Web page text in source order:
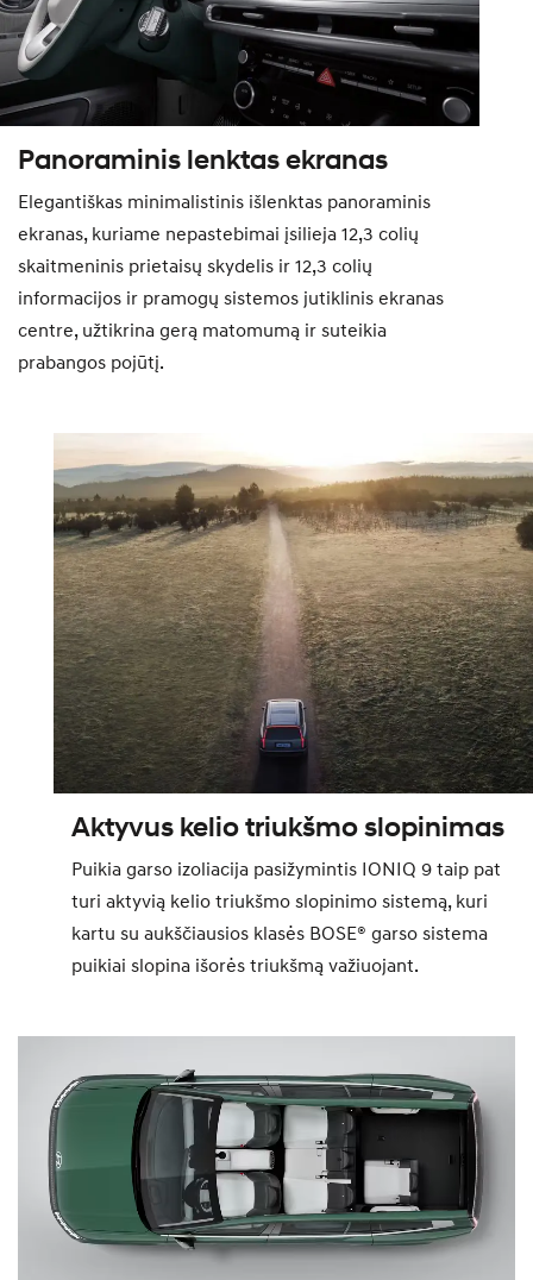
Panoraminis lenktas ekranas
Elegantiškas minimalistinis išlenktas panoraminis
ekranas, kuriame nepastebimai įsilieja 12,3 colių
skaitmeninis prietaisų skydelis ir 12,3 colių
informacijos ir pramogų sistemos jutiklinis ekranas
centre, užtikrina gerą matomumą ir suteikia
prabangos pojūtį.
Aktyvus kelio triukšmo slopinimas
Puikia garso izoliacija pasižymintis IONIQ 9 taip pat
turi aktyvią kelio triukšmo slopinimo sistemą, kuri
kartu su aukščiausios klasės BOSE® garso sistema
puikiai slopina išorės triukšmą važiuojant.